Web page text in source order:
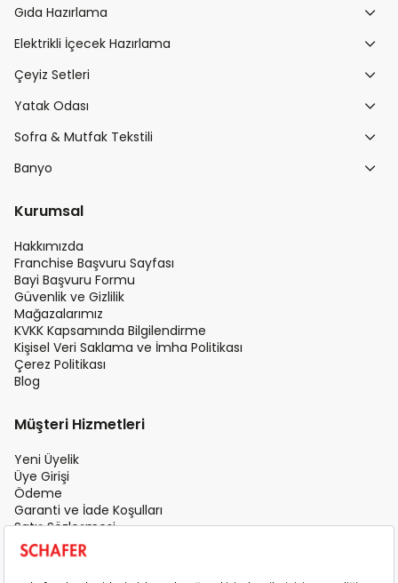
Gıda Hazırlama
Elektrikli İçecek Hazırlama
Çeyiz Setleri
Yatak Odası
Sofra & Mutfak Tekstili
Banyo
Kurumsal
Hakkımızda
Franchise Başvuru Sayfası
Bayi Başvuru Formu
Güvenlik ve Gizlilik
Mağazalarımız
KVKK Kapsamında Bilgilendirme
Kişisel Veri Saklama ve İmha Politikası
Çerez Politikası
Blog
Müşteri Hizmetleri
Yeni Üyelik
Üye Girişi
Ödeme
Garanti ve İade Koşulları
Satış Sözleşmesi
Üyelik Sözleşmesi
İletişim